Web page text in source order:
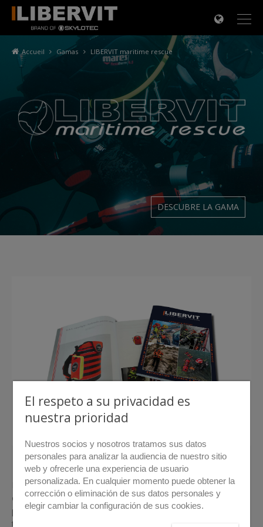
DESCUBRE LA GAMA
Accueil Gamas LIBERVIT maritime rescue
> Descargar catálogo
La gama LIBERVIT maritime rescue ofrece a las
organizaciones de rescate la única gama en el mundo que
permite la extraccíon y la entrada forzada en un entorno
terrestre, acuático o submarino.
El respeto a su privacidad es
nuestra prioridad
Nuestros socios y nosotros tratamos sus datos
personales para analizar la audiencia de nuestro sitio
web y ofrecerle una experiencia de usuario
personalizada. En cualquier momento puede obtener la
corrección o eliminación de sus datos personales y
elegir cambiar la configuración de sus cookies.